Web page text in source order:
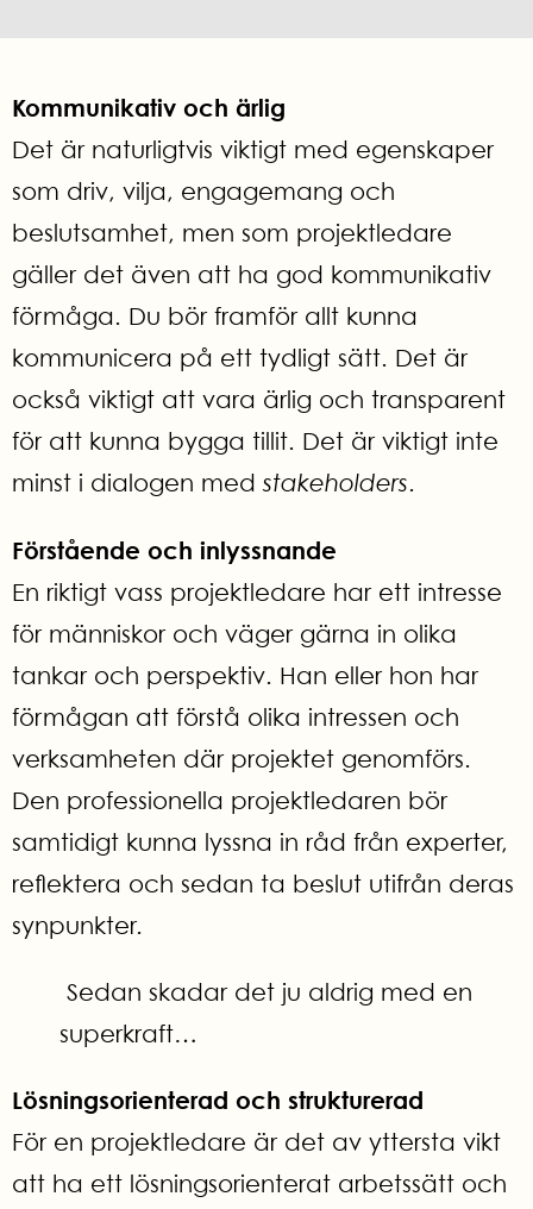
Kommunikativ och ärlig
Det är naturligtvis viktigt med egenskaper
som driv, vilja, engagemang och
beslutsamhet, men som projektledare
gäller det även att ha god kommunikativ
förmåga. Du bör framför allt kunna
kommunicera på ett tydligt sätt. Det är
också viktigt att vara ärlig och transparent
för att kunna bygga tillit. Det är viktigt inte
minst i dialogen medstakeholders.
Förstående och inlyssnande
En riktigt vass projektledare har ett intresse
för människor och väger gärna in olika
tankar och perspektiv. Han eller hon har
förmågan att förstå olika intressen och
verksamheten där projektet genomförs.
Den professionella projektledaren bör
samtidigt kunna lyssna in råd från experter,
reflektera och sedan ta beslut utifrån deras
synpunkter.
Sedan skadar det ju aldrig med en
superkraft…
Lösningsorienterad och strukturerad
För en projektledare är det av yttersta vikt
att ha ett lösningsorienterat arbetssätt och